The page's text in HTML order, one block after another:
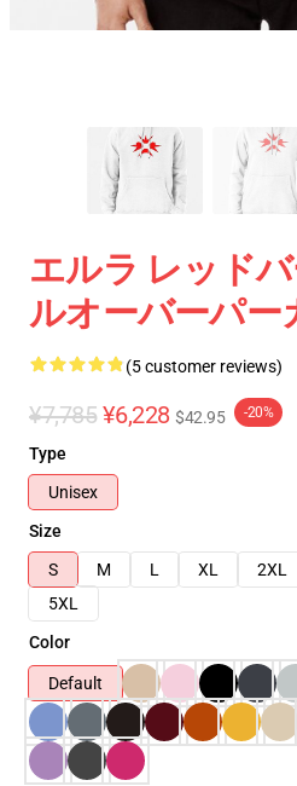
エルラ レッド
ルオーバーパー
(5 customer reviews)
¥7,785 ¥6,228 $42.95 -20%
Type
Unisex
Size
S
M L XL 2XL
5XL
Color
Default